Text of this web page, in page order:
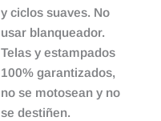
y ciclos suaves. No
usar blanqueador.
Telas y estampados
100% garantizados,
no se motosean y no
se destiñen.